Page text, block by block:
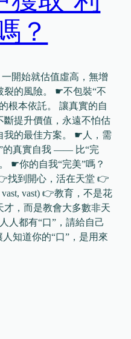
？
開始就估值虛高，無增
裂的風險。 ☛不包裝“不
根本依託。 讓真實的自
斷提升價值，永遠不怕估
我的最佳方案。 ☛人，需
的真實自我 —— 比“完
☛你的自我“完美”嗎？
找到開心，活在天堂 👉
vast) 👉教育，不是花
才，而是教會大多數非天
人都有“口”，請給自己
知道你的“口”，是用來